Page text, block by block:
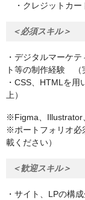
・クレジットカー
＜必須スキル＞
・デジタルマーケ
ト等の制作経験 （
・CSS、HTMLを
上）
※Figma、Illustrator
※ポートフォリオ必
載ください）
＜歓迎スキル＞
・サイト、LPの構